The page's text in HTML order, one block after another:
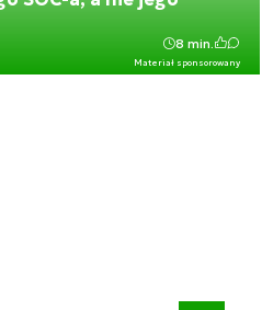
Materiał sponsorowany
8 min.